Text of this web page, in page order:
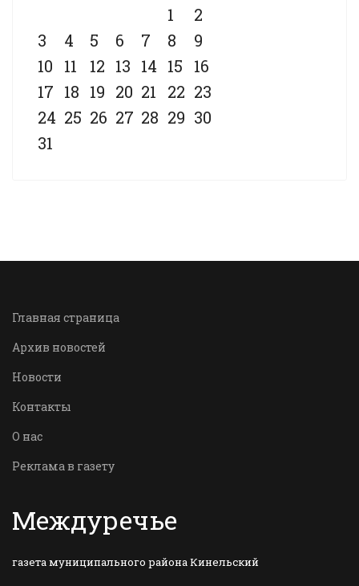
1
2
3
4 5 6 7 8
9
10
11 12 13 14 15
16
17 18 19 20 21 22 23
24 25 26 27 28 29 30
31
Главная страница
Архив новостей
Новости
Контакты
О нас
Реклама в газету
Междуречье
газета муниципального района Кинельский